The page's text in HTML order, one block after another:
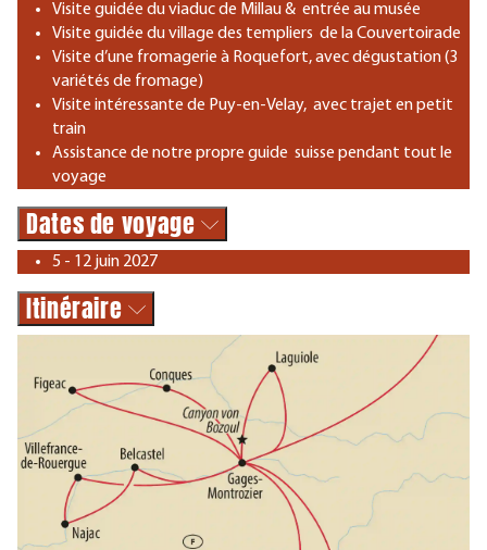
Visite guidée du viaduc de Millau & entrée au musée
Visite guidée du village des templiers de la Couvertoirade
Visite d’une fromagerie à Roquefort, avec dégustation (3
variétés de fromage)
Visite intéressante de Puy-en-Velay, avec trajet en petit
train
Assistance de notre propre guide suisse pendant tout le
voyage
Dates de voyage
5 - 12 juin 2027
Itinéraire